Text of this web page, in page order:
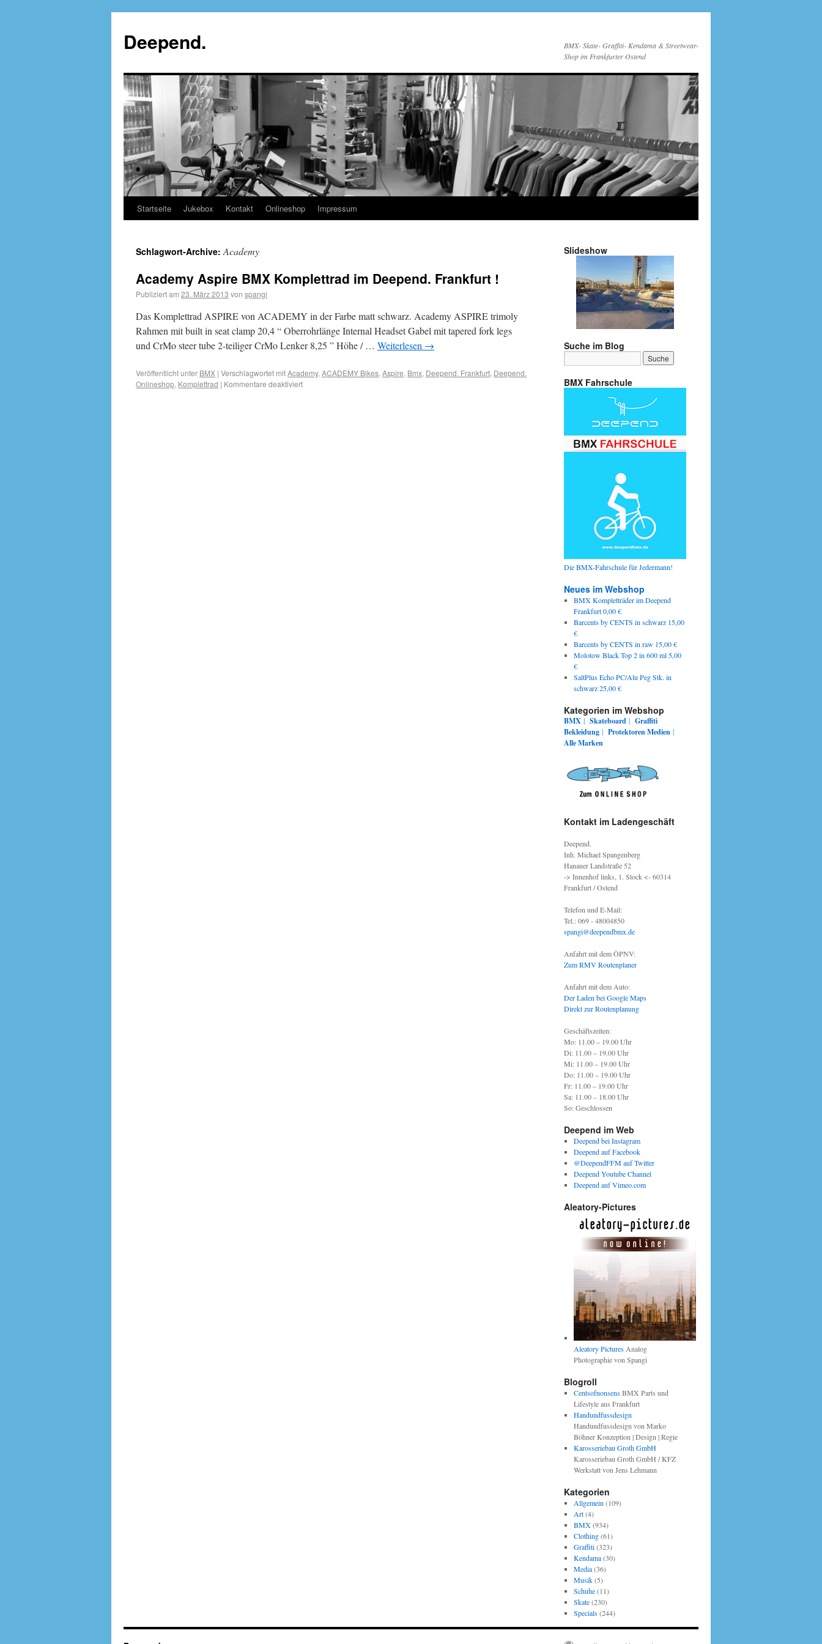
Deepend.
BMX- Skate- Graffiti- Kendama & Streetwear-
Shop im Frankfurter Ostend
Startseite Jukebox Kontakt Onlineshop Impressum
Schlagwort-Archive:Academy
Academy Aspire BMX Komplettrad im Deepend. Frankfurt !
Publiziert am 23. März 2013 von spangi
Das Komplettrad ASPIRE von ACADEMY in der Farbe matt schwarz. Academy ASPIRE trimoly
Rahmen mit built in seat clamp 20,4 “ Oberrohrlänge Internal Headset Gabel mit tapered fork legs
und CrMo steer tube 2-teiliger CrMo Lenker 8,25 ” Höhe / … Weiterlesen →
Veröffentlicht unter BMX | Verschlagwortet mitAcademy, ACADEMY Bikes, Aspire, Bmx, Deepend. Frankfurt, Deepend.
Onlineshop, Komplettrad | Kommentare deaktiviert
Slideshow
Suche im Blog
BMX Fahrschule
Die BMX-Fahrschule für Jedermann!
Neues im Webshop
BMX Kompletträder im Deepend
Frankfurt 0,00 €
Barcents by CENTS in schwarz 15,00
€
Barcents by CENTS in raw 15,00 €
Molotow Black Top 2 in 600 ml 5,00
€
SaltPlus Echo PC/Alu Peg Stk. in
schwarz 25,00 €
Kategorien im Webshop
BMX | Skateboard | Graffiti
Bekleidung | ProtektorenMedien |
Alle Marken
Kontakt im Ladengeschäft
Deepend.
Inh. Michael Spangenberg
Hanauer Landstraße 52
-> Innenhof links, 1. Stock <- 60314
Frankfurt / Ostend
Telefon und E-Mail:
Tel.: 069 - 48004850
spangi@deependbmx.de
Anfahrt mit dem ÖPNV:
Zum RMV Routenplaner
Anfahrt mit dem Auto:
Der Laden bei Google Maps
Direkt zur Routenplanung
Geschäftszeiten:
Mo: 11.00 – 19.00 Uhr
Di: 11.00 – 19.00 Uhr
Mi: 11.00 – 19.00 Uhr
Do: 11.00 – 19.00 Uhr
Fr: 11.00 – 19.00 Uhr
Sa: 11.00 – 18.00 Uhr
So: Geschlossen
Deepend im Web
Deepend bei Instagram
Deepend auf Facebook
@DeependFFM auf Twitter
Deepend Youtube Channel
Deepend auf Vimeo.com
Aleatory-Pictures
Aleatory PicturesAnalog
Photographie von Spangi
Blogroll
CentsofnonsensBMX Parts und
Lifestyle aus Frankfurt
Handundfussdesign
Handundfussdesign von Marko
Böhner Konzeption | Design | Regie
Karosseriebau Groth GmbH
Karosseriebau Groth GmbH / KFZ
Werkstatt von Jens Lehmann
Kategorien
Allgemein (109)
Art(4)
BMX(934)
Clothing(61)
Graffiti(323)
Kendama(30)
Media(36)
Musik(5)
Schuhe(11)
Skate(230)
Specials(244)